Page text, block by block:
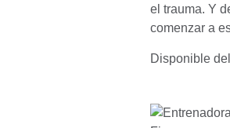
el trauma. Y
comenzar a
Disponible